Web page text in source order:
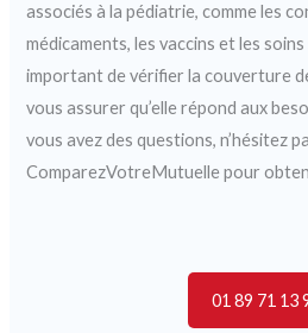
associés à la pédiatrie, comme les
médicaments, les vaccins et les
important de vérifier la couverture
vous assurer qu’elle répond aux
vous avez des questions, n’hésitez
ComparezVotreMutuelle pour
01 89 71 13